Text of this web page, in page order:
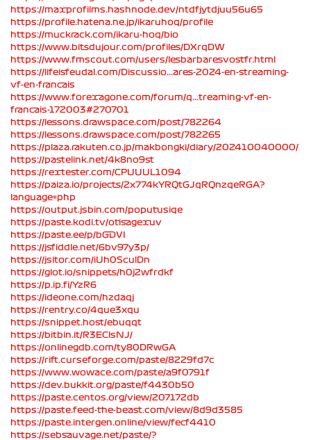
https://maxprofilms.hashnode.dev/ntdfjytdjuu56u65
https://profile.hatena.ne.jp/ikaruhoq/profile
https://muckrack.com/ikaru-hoq/bio
https://www.bitsdujour.com/profiles/DXrqDW
https://www.fmscout.com/users/lesbarbaresvostfr.html
https://lifeisfeudal.com/Discussio...ares-2024-en-streaming-
vf-en-francais
https://www.forexagone.com/forum/q...treaming-vf-en-
francais-172003#270701
https://lessons.drawspace.com/post/782264
https://lessons.drawspace.com/post/782265
https://plaza.rakuten.co.jp/makbongki/diary/202410040000/
https://pastelink.net/4k8no9st
https://rextester.com/CPUUUL1094
https://paiza.io/projects/2x774kYRQtGJqRQnzqeRGA?
language=php
https://output.jsbin.com/poputusiqe
https://paste.kodi.tv/otisagexuv
https://paste.ee/p/bGDVI
https://jsfiddle.net/6bv97y3p/
https://jsitor.com/iUh0SculDn
https://glot.io/snippets/h0j2wfrdkf
https://p.ip.fi/YzR6
https://ideone.com/hzdaqj
https://rentry.co/4que3xqu
https://snippet.host/ebuqqt
https://bitbin.it/R3EClsNJ/
https://onlinegdb.com/ty80DRwGA
https://rift.curseforge.com/paste/8229fd7c
https://www.wowace.com/paste/a9f0791f
https://dev.bukkit.org/paste/f4430b50
https://paste.centos.org/view/207172db
https://paste.feed-the-beast.com/view/8d9d3585
https://paste.intergen.online/view/fecf4410
https://sebsauvage.net/paste/?